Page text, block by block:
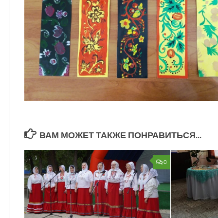
ВАМ МОЖЕТ ТАКЖЕ ПОНРАВИТЬСЯ...
0